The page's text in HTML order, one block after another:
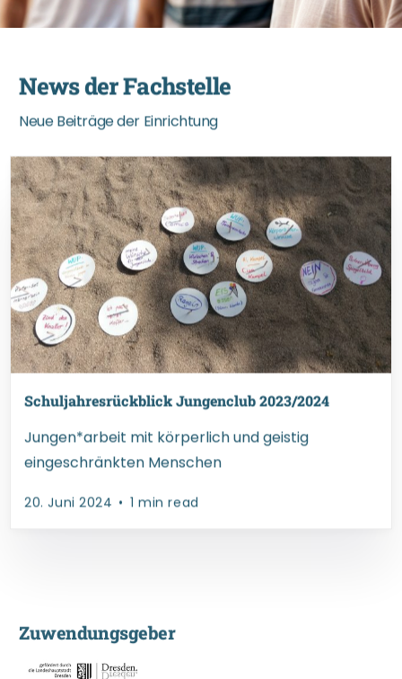
NewsderFachstelle
Neue Beiträgeder Einrichtung
Schuljahresrückblick Jungenclub 2023/2024
Jungen*arbeit mit körperlich und geistig
eingeschränkten Menschen
20. Juni 2024 1 min read
Zuwendungsgeber